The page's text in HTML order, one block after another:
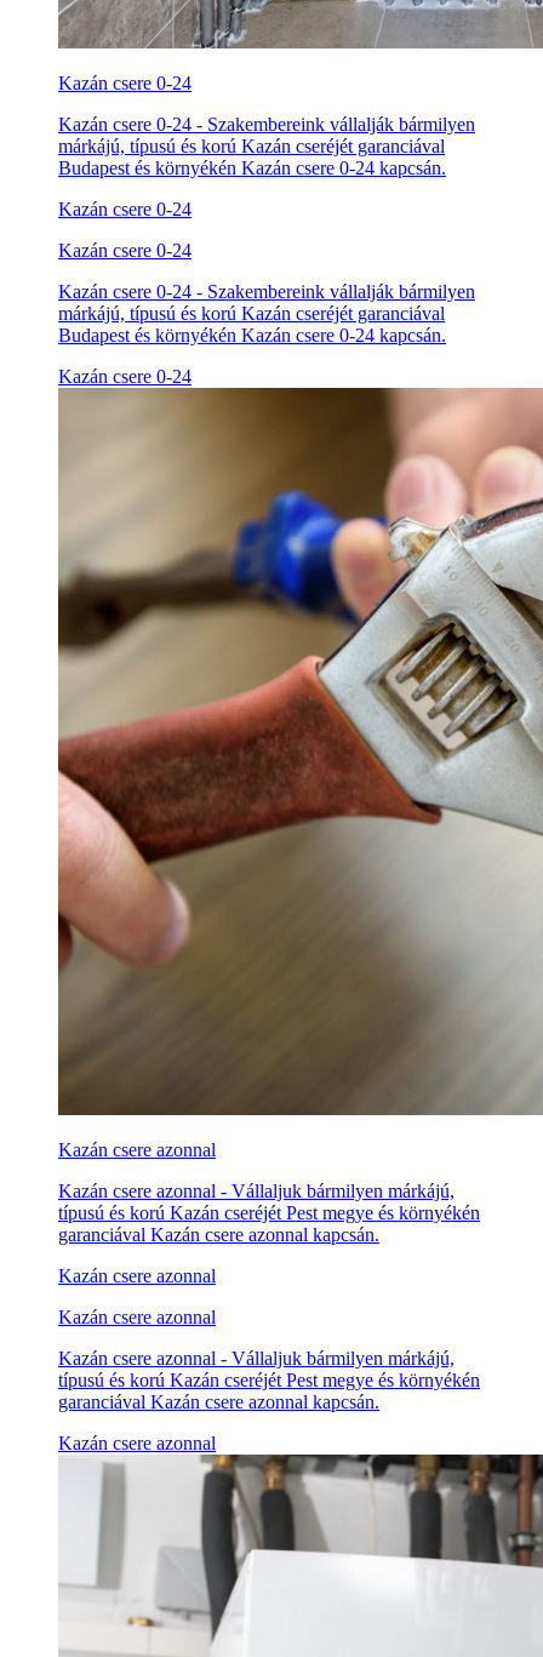
Kazán csere 0-24
Kazán csere 0-24 - Szakembereink vállalják bármilyen
márkájú, típusú és korú Kazán cseréjét garanciával
Budapest és környékén Kazán csere 0-24 kapcsán.
Kazán csere 0-24
Kazán csere 0-24
Kazán csere 0-24 - Szakembereink vállalják bármilyen
márkájú, típusú és korú Kazán cseréjét garanciával
Budapest és környékén Kazán csere 0-24 kapcsán.
Kazán csere 0-24
Kazán csere azonnal
Kazán csere azonnal - Vállaljuk bármilyen márkájú,
típusú és korú Kazán cseréjét Pest megye és környékén
garanciával Kazán csere azonnal kapcsán.
Kazán csere azonnal
Kazán csere azonnal
Kazán csere azonnal - Vállaljuk bármilyen márkájú,
típusú és korú Kazán cseréjét Pest megye és környékén
garanciával Kazán csere azonnal kapcsán.
Kazán csere azonnal